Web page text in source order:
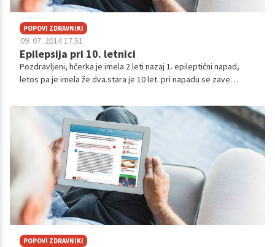
POPOVI ZDRAVNIKI
09. 07. 2014 17.51
Epilepsija pri 10. letnici
Pozdravljeni, hčerka je imela 2 leti nazaj 1. epileptični napad,
letos pa je imela že dva.stara je 10 let. pri napadu se zave
smo zavrnili...
POPOVI ZDRAVNIKI